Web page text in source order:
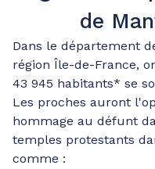
de
Dans le département
région Île-de-France,
43 945 habitants* se
Les proches auront
hommage au défunt
temples protestants
comme :